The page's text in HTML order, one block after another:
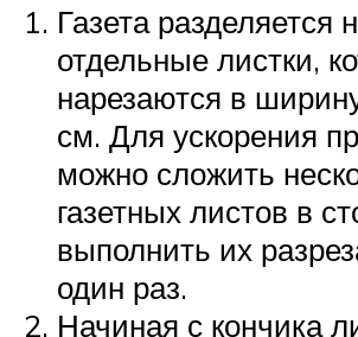
Газета разделяется
отдельные листки,
нарезаются в
см. Для ускорения
можно сложить
газетных листов в
выполнить их
один раз.
Начиная с кончика